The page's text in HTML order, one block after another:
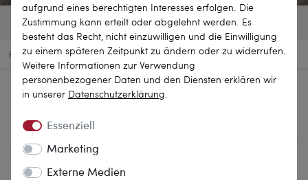
373 OBJEKTE FILTER SORTIEREN
HOME SCHMUCKSTÜCKE KETTEN & COLLIERS
aufgrund eines berechtigten Interesses erfolgen. Die
Zustimmung kann erteilt oder abgelehnt werden. Es
besteht das Recht, nicht einzuwilligen und die Einwilligung
zu einem späteren Zeitpunkt zu ändern oder zu widerrufen.
Weitere Informationen zur Verwendung
personenbezogener Daten und den Diensten erklären wir
in unserer Daten­schutz­erklärung.
Essenziell
Marketing
Externe Medien